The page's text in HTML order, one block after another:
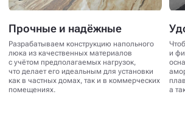
Прочные и надёжные
Разрабатываем конструкцию напольного
люка из качественных материалов
с учётом предполагаемых нагрузок,
что делает его идеальным для установки
как в частных домах, так и в коммерческих
помещениях.
и
а